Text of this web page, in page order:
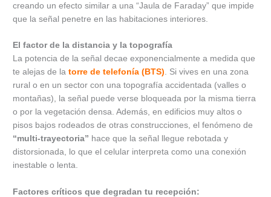
creando un efecto similar a una “Jaula de Faraday” que impide
que la señal penetre en las habitaciones interiores.
El factor de la distancia y la topografía
La potencia de la señal decae exponencialmente a medida que
te alejas de latorre de telefonía (BTS). Si vives en una zona
rural o en un sector con una topografía accidentada (valles o
montañas), la señal puede verse bloqueada por la misma tierra
o por la vegetación densa. Además, en edificios muy altos o
pisos bajos rodeados de otras construcciones, el fenómeno de
“multi-trayectoria” hace que la señal llegue rebotada y
distorsionada, lo que el celular interpreta como una conexión
inestable o lenta.
Factores críticos que degradan tu recepción: